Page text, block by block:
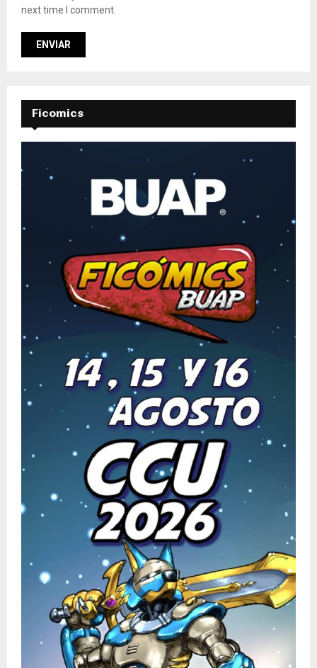
next time I comment.
Ficomics